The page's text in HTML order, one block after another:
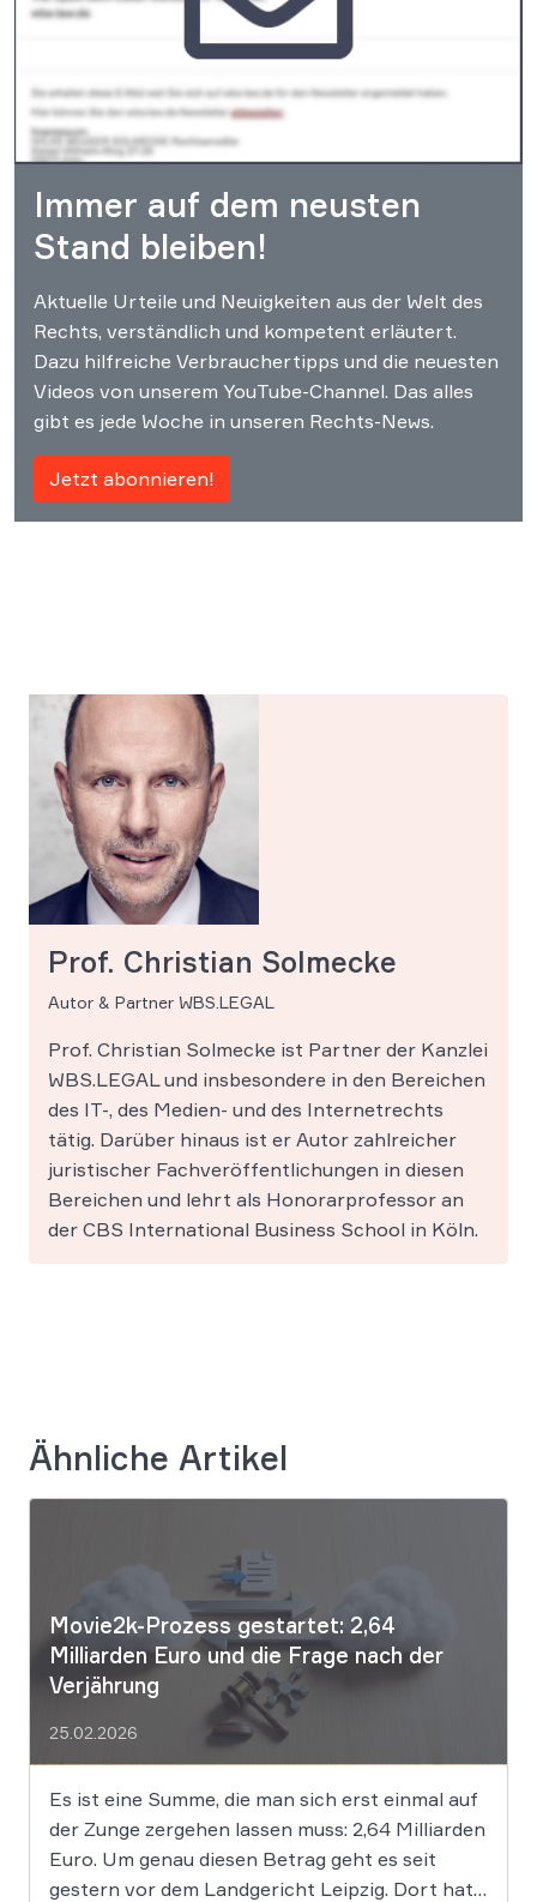
Immer auf dem neusten
Stand bleiben!
Aktuelle Urteile und Neuigkeiten aus der Welt des
Rechts, verständlich und kompetent erläutert.
Dazu hilfreiche Verbrauchertipps und die neuesten
Videos von unserem YouTube-Channel. Das alles
gibt es jede Woche in unseren Rechts-News.
Jetzt abonnieren!
Prof. Christian Solmecke
Autor & Partner WBS.LEGAL
Prof. Christian Solmecke ist Partner der Kanzlei
WBS.LEGAL und insbesondere in den Bereichen
des IT-, des Medien- und des Internetrechts
tätig. Darüber hinaus ist er Autor zahlreicher
juristischer Fachveröffentlichungen in diesen
Bereichen und lehrt als Honorarprofessor an
der CBS International Business School in Köln.
Ähnliche Artikel
Movie2k-Prozess gestartet: 2,64
Milliarden Euro und die Frage nach der
Verjährung
25.02.2026
Es ist eine Summe, die man sich erst einmal auf
der Zunge zergehen lassen muss: 2,64 Milliarden
Euro. Um genau diesen Betrag geht es seit
gestern vor dem Landgericht Leipzig. Dort hat